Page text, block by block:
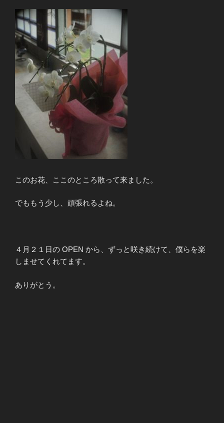
このお花、ここのところ散って来ました。
でももう少し、頑張れるよね。
４月２１日の OPEN から、ずっと咲き続けて、僕らを楽
しませてくれてます。
ありがとう。